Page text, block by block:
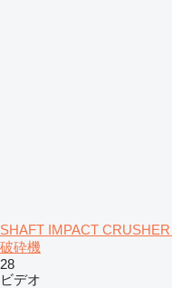
SHAFT IMPACT
破砕機
28
ビデオ